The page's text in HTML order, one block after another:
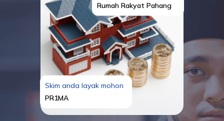
Rumah Rakyat Pahang
Skim anda layak mohon
PR1MA